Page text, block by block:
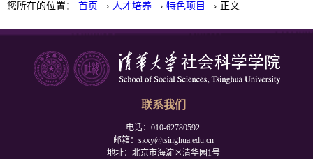
您所在的位置： 首页 › 人才培养 › 特色项目 › 正文
联系我们
电话：010-62780592
邮箱：skxy@tsinghua.edu.cn
地址：北京市海淀区清华园1号